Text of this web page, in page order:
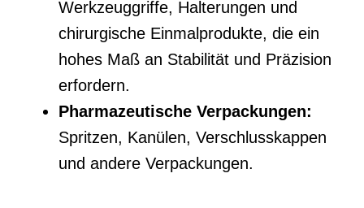
Werkzeuggriffe, Halterungen und
chirurgische Einmalprodukte, die ein
hohes Maß an Stabilität und Präzision
erfordern.
Pharmazeutische Verpackungen:
Spritzen, Kanülen, Verschlusskappen
und andere Verpackungen.